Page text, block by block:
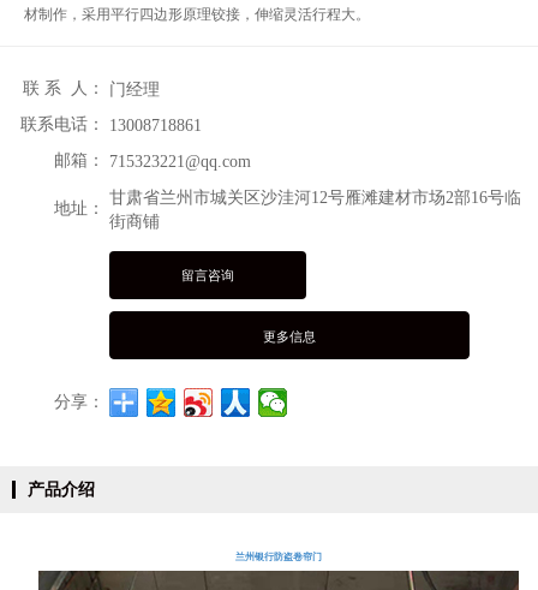
材制作，采用平行四边形原理铰接，伸缩灵活行程大。
联 系 人： 门经理
联系电话： 13008718861
邮箱： 715323221@qq.com
地址：
甘肃省兰州市城关区沙洼河12号雁滩建材市场2部16号临
街商铺
留言咨询
更多信息
分享：
产品介绍
兰州银行防盗卷帘门